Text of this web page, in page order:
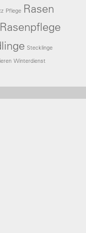
Pflege Rasen
Rasenpflege
Stecklinge
Winterdienst